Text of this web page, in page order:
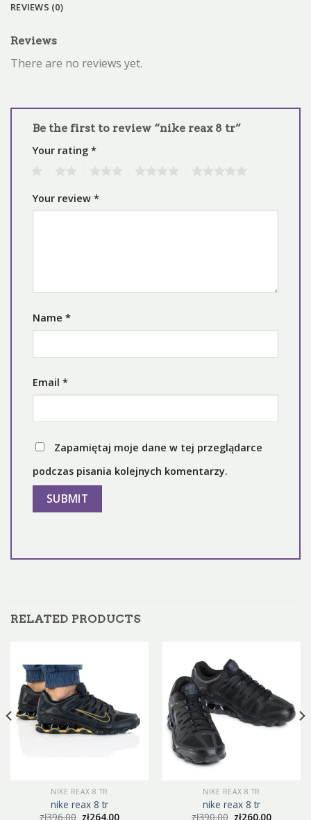
REVIEWS (0)
Reviews
There are no reviews yet.
Be the first to review “nike reax 8 tr”
Your rating *
Your review *
Name *
Email *
Zapamiętaj moje dane w tej przeglądarce
podczas pisania kolejnych komentarzy.
RELATED PRODUCTS
NIKE REAX 8 TR
nike reax 8 tr
zł396.00 zł264.00
NIKE REAX 8 TR
nike reax 8 tr
zł390.00 zł260.00